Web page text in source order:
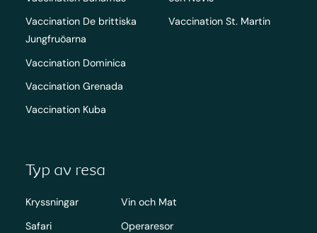
Vaccination De brittiska
Jungfruöarna
Vaccination Dominica
Vaccination Grenada
Vaccination Kuba
Vaccination St. Martin
Typ av resa
Kryssningar
Safari
Vin och Mat
Operaresor